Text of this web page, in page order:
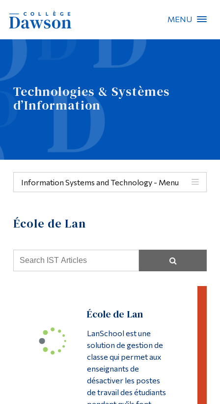
MENU
Technologies & Systèmes
d’Information
Information Systems and Technology - Menu
Ressources informatiques
Formation
Journée Moodle
École de Lan
École de Lan
LanSchool est une
solution de gestion de
classe qui permet aux
enseignants de
désactiver les postes
de travail des étudiants
Recherche sur le site
Recherche de personnes
EN
Omnivox
Liens rapides
Formation continue
Admissions
La vie à Dawson
Qui vous êtes
Futurs étudiants